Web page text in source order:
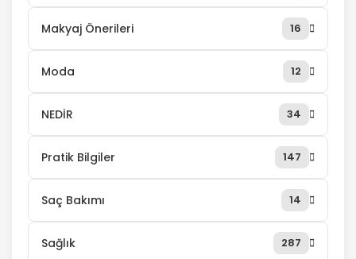
Makyaj Önerileri 16
Moda 12
NEDİR 34
Pratik Bilgiler 147
Saç Bakımı 14
Sağlık 287